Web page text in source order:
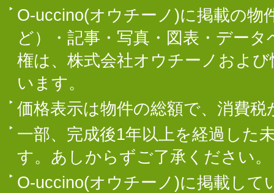
O-uccino(オウチーノ)に掲載の物
ど）・記事・写真・図表・デー
権は、株式会社オウチーノおよ
います。
価格表示は物件の総額で、消費
一部、完成後1年以上を経過した
す。あしからずご了承ください。
O-uccino(オウチーノ)に掲載して